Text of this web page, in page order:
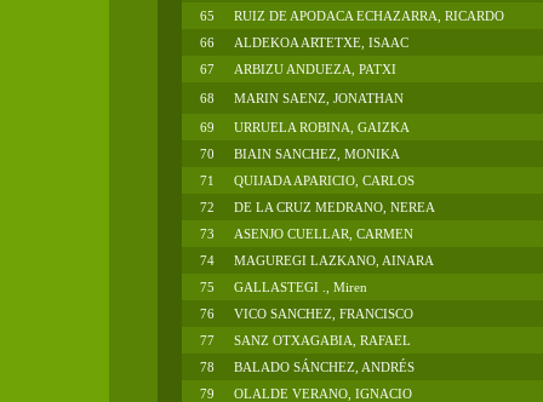
65
RUIZ DE APODACA ECHAZARRA, RICARDO
66
ALDEKOA ARTETXE, ISAAC
67
ARBIZU ANDUEZA, PATXI
68
MARIN SAENZ, JONATHAN
69
URRUELA ROBINA, GAIZKA
70
BIAIN SANCHEZ, MONIKA
71
QUIJADA APARICIO, CARLOS
72
DE LA CRUZ MEDRANO, NEREA
73
ASENJO CUELLAR, CARMEN
74
MAGUREGI LAZKANO, AINARA
75
GALLASTEGI ., Miren
76
VICO SANCHEZ, FRANCISCO
77
SANZ OTXAGABIA, RAFAEL
78
BALADO SÁNCHEZ, ANDRÉS
79
OLALDE VERANO, IGNACIO